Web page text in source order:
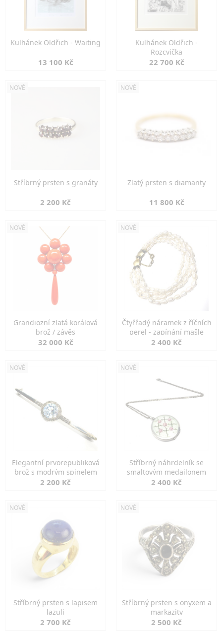
Kulhánek Oldřich - Waiting
13 100 Kč
Kulhánek Oldřich -
Rozcvička
22 700 Kč
NOVÉ
Stříbrný prsten s granáty
2 200 Kč
NOVÉ
Zlatý prsten s diamanty
11 800 Kč
NOVÉ
Grandiozní zlatá korálová
brož / závěs
32 000 Kč
NOVÉ
Čtyřřadý náramek z říčních
perel - zapínání mašle
2 400 Kč
NOVÉ
Elegantní prvorepubliková
brož s modrým spinelem
2 200 Kč
NOVÉ
Stříbrný náhrdelník se
smaltovým medailonem
2 400 Kč
NOVÉ
Stříbrný prsten s lapisem
lazuli
2 700 Kč
NOVÉ
Stříbrný prsten s onyxem a
markazity
2 500 Kč